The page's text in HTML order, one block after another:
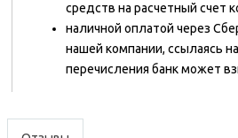
средств на расчетный счет
наличной оплатой через
нашей компании, ссылаясь
перечисления банк может